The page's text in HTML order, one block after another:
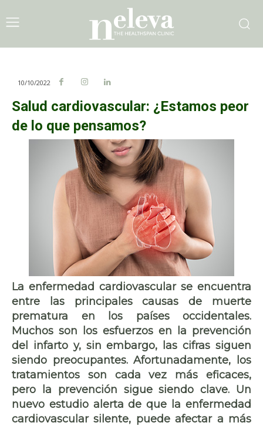
10/10/2022
Salud cardiovascular: ¿Estamos peor
de lo que pensamos?
La enfermedad cardiovascular se encuentra
entre las principales causas de muerte
prematura en los países occidentales.
Muchos son los esfuerzos en la prevención
del infarto y, sin embargo, las cifras siguen
siendo preocupantes. Afortunadamente, los
tratamientos son cada vez más eficaces,
pero la prevención sigue siendo clave. Un
nuevo estudio alerta de que la enfermedad
cardiovascular silente, puede afectar a más